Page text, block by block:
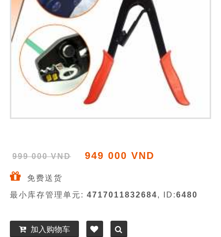
999 000 VND 949 000 VND
免费送货
最小库存管理单元: 4717011832684, ID:6480
加入购物车